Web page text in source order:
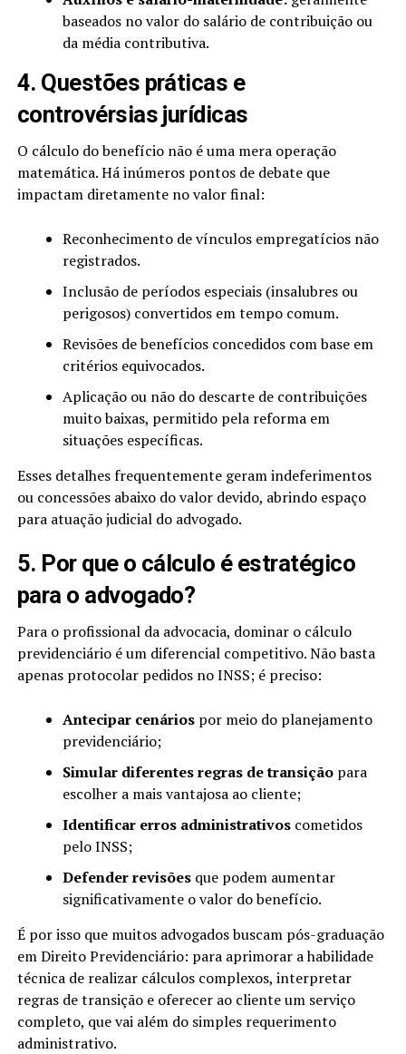
baseados no valor do salário de contribuição ou
da média contributiva.
4. Questões práticas e
controvérsias jurídicas
O cálculo do benefício não é uma mera operação
matemática. Há inúmeros pontos de debate que
impactam diretamente no valor final:
Reconhecimento de vínculos empregatícios não
registrados.
Inclusão de períodos especiais (insalubres ou
perigosos) convertidos em tempo comum.
Revisões de benefícios concedidos com base em
critérios equivocados.
Aplicação ou não do descarte de contribuições
muito baixas, permitido pela reforma em
situações específicas.
Esses detalhes frequentemente geram indeferimentos
ou concessões abaixo do valor devido, abrindo espaço
para atuação judicial do advogado.
5. Por que o cálculo é estratégico
para o advogado?
Para o profissional da advocacia, dominar o cálculo
previdenciário é um diferencial competitivo. Não basta
apenas protocolar pedidos no INSS; é preciso:
Antecipar cenáriospor meio do planejamento
previdenciário;
Simular diferentes regras de transiçãopara
escolher a mais vantajosa ao cliente;
Identificar erros administrativoscometidos
pelo INSS;
Defender revisõesque podem aumentar
significativamente o valor do benefício.
É por isso que muitos advogados buscam pós-graduação
em Direito Previdenciário: para aprimorar a habilidade
técnica de realizar cálculos complexos, interpretar
regras de transição e oferecer ao cliente um serviço
completo, que vai além do simples requerimento
administrativo.